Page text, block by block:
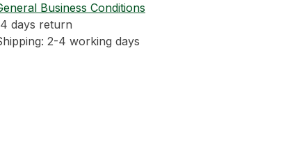
Business Conditions
days return
2-4 working days